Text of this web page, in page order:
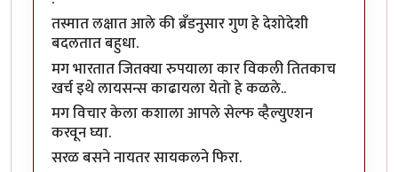
तस्मात लक्षात आले की ब्रॅंडनुसार गुण हे देशोदेशी
बदलतात बहुधा.
मग भारतात जितक्या रुपयाला कार विकली तितकाच
खर्च इथे लायसन्स काढायला येतो हे कळले..
मग विचार केला कशाला आपले सेल्फ व्हैल्युएशन
करवून घ्या.
सरळ बसने नायतर सायकलने फिरा.